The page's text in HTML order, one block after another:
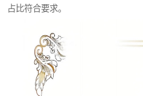
占比符合要求。